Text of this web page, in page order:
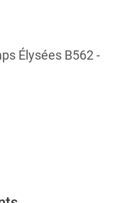
Élysées B562 -